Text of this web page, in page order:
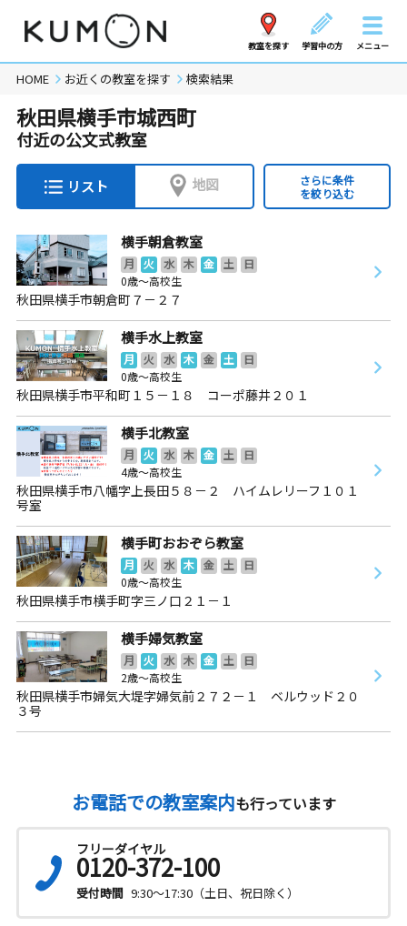
教室を探す 学習中の方 メニュー
HOME お近くの教室を探す 検索結果
秋田県横手市城西町
付近の公文式教室
リスト 地図
さらに条件
を絞り込む
横手朝倉教室
月 火 水 木 金 土
日
0歳～高校生
秋田県横手市朝倉町７－２７
横手水上教室
月 火 水 木 金 土
日
0歳～高校生
秋田県横手市平和町１５－１８ コーポ藤井２０１
横手北教室
月 火 水 木 金 土
日
4歳～高校生
秋田県横手市八幡字上長田５８－２ ハイムレリーフ１０１
号室
横手町おおぞら教室
月 火 水 木 金 土
日
0歳～高校生
秋田県横手市横手町字三ノ口２１－１
横手婦気教室
月 火 水 木 金 土
日
2歳～高校生
秋田県横手市婦気大堤字婦気前２７２－１ ベルウッド２０
３号
お電話での教室案内も行っています
フリーダイヤル
0120-372-100
受付時間 9:30～17:30（土日、祝日除く）